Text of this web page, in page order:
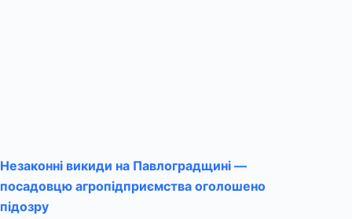
Незаконні викиди на Павлоградщині —
посадовцю агропідприємства оголошено
підозру